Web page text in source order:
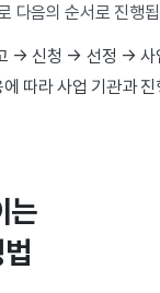
다음의 순서로 진행
→ 신청 → 선정 →
따라 사업 기관과
는